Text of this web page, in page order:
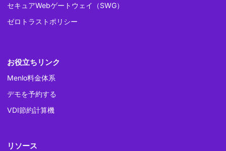
セキュアWebゲートウェイ（SWG）
ゼロトラストポリシー
お役立ちリンク
Menlo料金体系
デモを予約する
VDI節約計算機
リソース